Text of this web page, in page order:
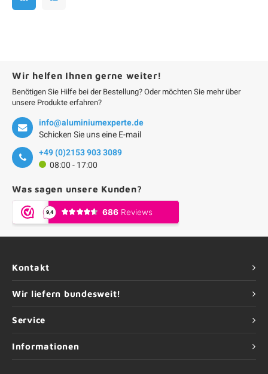
Wir helfen Ihnen gerne weiter!
Benötigen Sie Hilfe bei der Bestellung? Oder möchten Sie mehr über
unsere Produkte erfahren?
info@aluminiumexperte.de
Schicken Sie uns eine E-mail
+49 (0)2153 903 3089
08:00 - 17:00
Was sagen unsere Kunden?
Kontakt
Wir liefern bundesweit!
Service
Informationen